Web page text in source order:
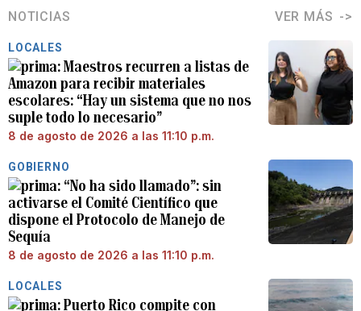
NOTICIAS VER MÁS
LOCALES
Maestros recurren a listas de
Amazon para recibir materiales
escolares: “Hay un sistema que no nos
suple todo lo necesario”
8 de agosto de 2026 a las 11:10 p.m.
GOBIERNO
“No ha sido llamado”: sin
activarse el Comité Científico que
dispone el Protocolo de Manejo de
Sequía
8 de agosto de 2026 a las 11:10 p.m.
LOCALES
Puerto Rico compite con